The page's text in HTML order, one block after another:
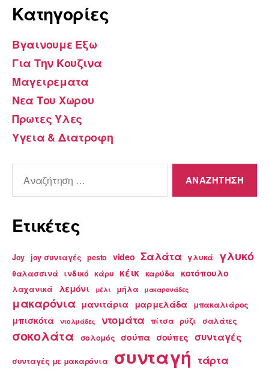
Kατηγορίες
Βγαινουμε Εξω
Για Την Κουζινα
Μαγειρεματα
Νεα Του Χωρου
Πρωτες Υλες
Υγεια & Διατροφη
για:
Ετικέτες
Joy joy συνταγές pesto video Σαλάτα γλυκά γλυκό
θαλασσινά ινδικό κάρυ κέικ καρύδα κοτόπουλο
λαχανικά λεμόνι μέλι μήλα μακαρονάδες
μακαρόνια μανιτάρια μαρμελάδα μπακαλιάρος
μπισκότα ντολμάδες ντομάτα πίτσα ρύζι σαλάτες
σοκολάτα σολομός σούπα σούπες συνταγές
συνταγές με μακαρόνια συνταγή τάρτα